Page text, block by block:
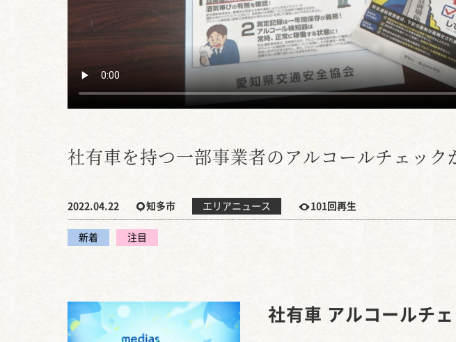
社有車を持つ一部事業者のアルコールチェック
2022.04.22 知多市 エリアニュース 101回再生
新着 注目
社有車 アルコールチ